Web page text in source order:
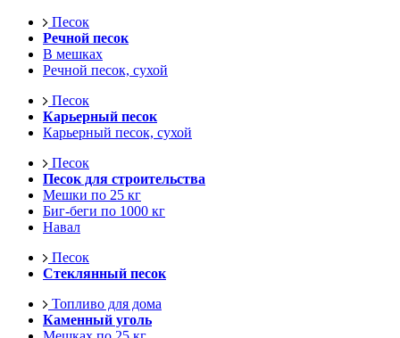
Песок
Речной песок
В мешках
Речной песок, сухой
Песок
Карьерный песок
Карьерный песок, сухой
Песок
Песок для строительства
Мешки по 25 кг
Биг-беги по 1000 кг
Навал
Песок
Стеклянный песок
Топливо для дома
Каменный уголь